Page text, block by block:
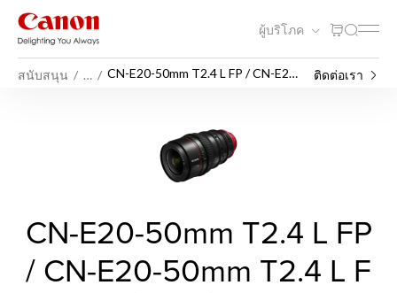
ผู้บริโภค
สนับสนุน …
CN-E20-50mm T2.4 L FP / CN-E20-
ติดต่อเรา
CN-E20-50mm T2.4 L FP
/ CN-E20-50mm T2.4 L F